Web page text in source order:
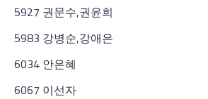
5927 권문수,권윤희
5983 강병순,강애은
6034 안은혜
6067 이선자